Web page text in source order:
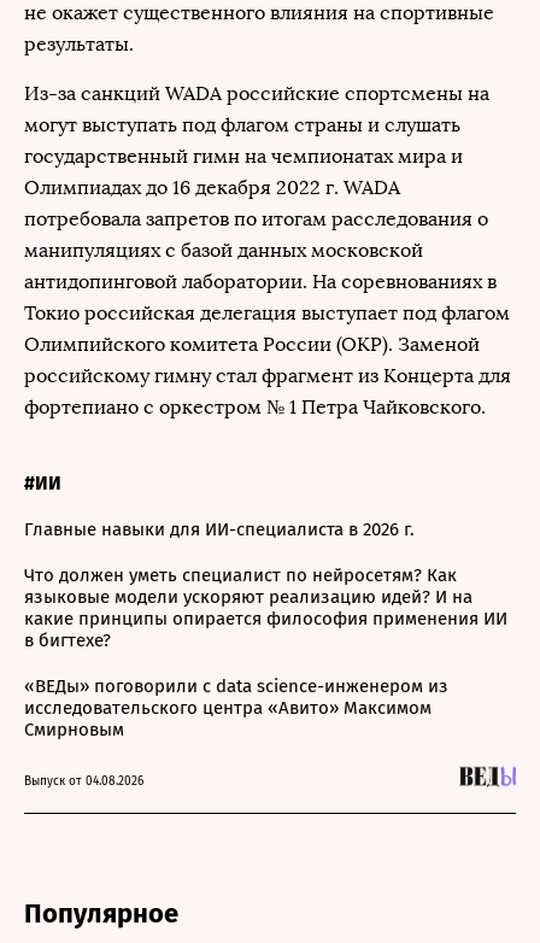
не окажет существенного влияния на спортивные
результаты.
Из-за санкций WADA российские спортсмены на
могут выступать под флагом страны и слушать
государственный гимн на чемпионатах мира и
Олимпиадах до 16 декабря 2022 г. WADA
потребовала запретов по итогам расследования о
манипуляциях с базой данных московской
антидопинговой лаборатории. На соревнованиях в
Токио российская делегация выступает под флагом
Олимпийского комитета России (ОКР). Заменой
российскому гимну стал фрагмент из Концерта для
фортепиано с оркестром № 1 Петра Чайковского.
#ИИ
Главные навыки для ИИ-специалиста в 2026 г.
Что должен уметь специалист по нейросетям? Как
языковые модели ускоряют реализацию идей? И на
какие принципы опирается философия применения ИИ
в бигтехе?
«ВЕДы» поговорили с data science-инженером из
исследовательского центра «Авито» Максимом
Смирновым
Выпуск от 04.08.2026
Популярное